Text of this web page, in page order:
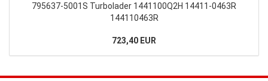
795637-5001S Turbolader 1441100Q2H 14411-0463R
144110463R
723,40 EUR